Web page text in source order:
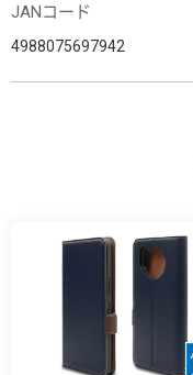
JANコード
4988075697942